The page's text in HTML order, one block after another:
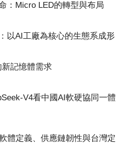
：Micro LED的轉型與布局
以AI工廠為核心的生態系成形
記憶體需求
V4看中國AI軟硬協同一體
體定義、供應鏈韌性與台灣定